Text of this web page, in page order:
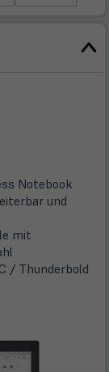
Notebook
und
mit
/ Thunderbold